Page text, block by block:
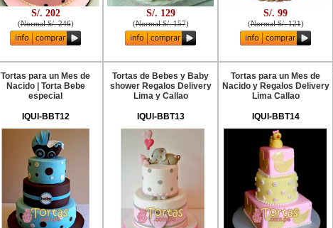
S/. 202
(Normal S/. 246)
S/. 129
(Normal S/. 157)
S/. 99
(Normal S/. 121)
Tortas para un Mes de
Nacido | Torta Bebe
especial
IQUI-BBT12
Tortas de Bebes y Baby
shower Regalos Delivery
Lima y Callao
IQUI-BBT13
Tortas para un Mes de
Nacido y Regalos Delivery
Lima Callao
IQUI-BBT14